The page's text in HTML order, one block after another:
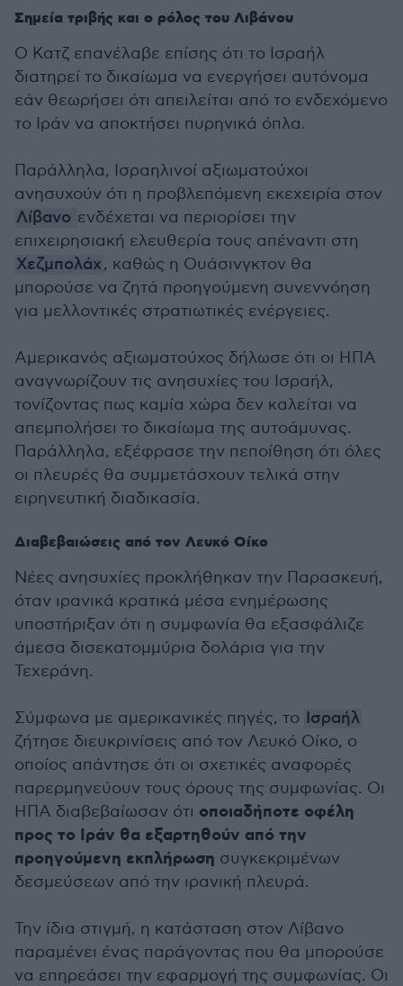
Σημεία τριβής και ο ρόλος του Λιβάνου
Ο Κατζ επανέλαβε επίσης ότι το Ισραήλ
διατηρεί το δικαίωμα να ενεργήσει αυτόνομα
εάν θεωρήσει ότι απειλείται από το ενδεχόμενο
το Ιράν να αποκτήσει πυρηνικά όπλα.
Παράλληλα, Ισραηλινοί αξιωματούχοι
ανησυχούν ότι η προβλεπόμενη εκεχειρία στον
Λίβανο ενδέχεται να περιορίσει την
επιχειρησιακή ελευθερία τους απέναντι στη
Χεζμπολάχ, καθώς η Ουάσινγκτον θα
μπορούσε να ζητά προηγούμενη συνεννόηση
για μελλοντικές στρατιωτικές ενέργειες.
Αμερικανός αξιωματούχος δήλωσε ότι οι ΗΠΑ
αναγνωρίζουν τις ανησυχίες του Ισραήλ,
τονίζοντας πως καμία χώρα δεν καλείται να
απεμπολήσει το δικαίωμα της αυτοάμυνας.
Παράλληλα, εξέφρασε την πεποίθηση ότι όλες
οι πλευρές θα συμμετάσχουν τελικά στην
ειρηνευτική διαδικασία.
Διαβεβαιώσεις από τον Λευκό Οίκο
Νέες ανησυχίες προκλήθηκαν την Παρασκευή,
όταν ιρανικά κρατικά μέσα ενημέρωσης
υποστήριξαν ότι η συμφωνία θα εξασφάλιζε
άμεσα δισεκατομμύρια δολάρια για την
Τεχεράνη.
Σύμφωνα με αμερικανικές πηγές, το Ισραήλ
ζήτησε διευκρινίσεις από τον Λευκό Οίκο, ο
οποίος απάντησε ότι οι σχετικές αναφορές
παρερμηνεύουν τους όρους της συμφωνίας. Οι
ΗΠΑ διαβεβαίωσαν ότι οποιαδήποτε οφέλη
προς το Ιράν θα εξαρτηθούν από την
προηγούμενη εκπλήρωση συγκεκριμένων
δεσμεύσεων από την ιρανική πλευρά.
Την ίδια στιγμή, η κατάσταση στον Λίβανο
παραμένει ένας παράγοντας που θα μπορούσε
να επηρεάσει την εφαρμογή της συμφωνίας. Οι